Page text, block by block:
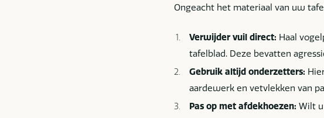
Ongeacht het materiaal van uw
Verwijder vuil direct: Haal
tafelblad. Deze bevatten
Gebruik altijd onderzetters:
aardewerk en vetvlekken van
Pas op met afdekhoezen: Wilt